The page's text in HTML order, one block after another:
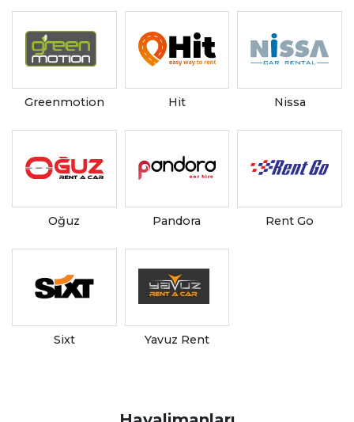
Greenmotion Hit Nissa
Oğuz Pandora Rent Go
Sixt Yavuz Rent